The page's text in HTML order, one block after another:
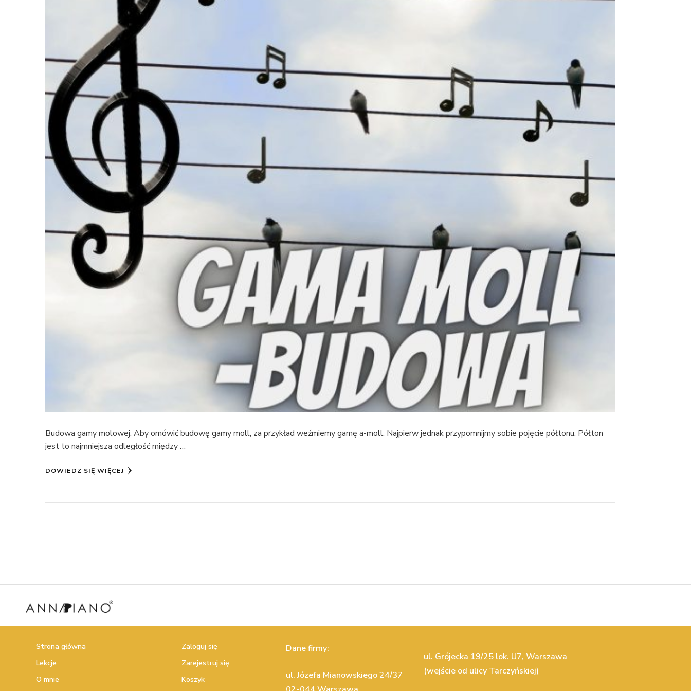
Budowa gamy molowej. Aby omówić budowę gamy moll, za przykład weźmiemy gamę a-moll. Najpierw jednak przypomnijmy sobie pojęcie półtonu. Półton
jest to najmniejsza odległość między …
DOWIEDZ SIĘ WIĘCEJ
Strona główna
Lekcje
O mnie
Zaloguj się
Zarejestruj się
Koszyk
Dane firmy:
ul. Józefa Mianowskiego 24/37
ul. Grójecka 19/25 lok. U7, Warszawa
(wejście od ulicy Tarczyńskiej)